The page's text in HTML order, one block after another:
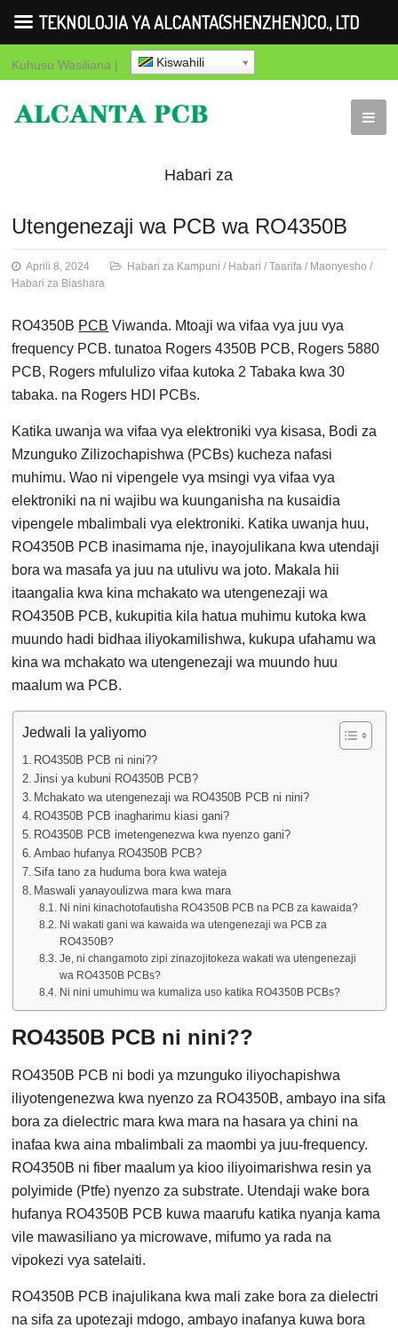
Kuhusu Wasiliana | Kiswahili
Habari za
Kampuni Habari Taarifa
Utengenezaji wa PCB wa RO4350B
Aprili 8, 2024 Habari za Kampuni / Habari /Taarifa / Maonyesho /
Habari za Biashara
RO4350B PCB Viwanda. Mtoaji wa vifaa vya juu vya
frequency PCB. tunatoa Rogers 4350B PCB, Rogers 5880
PCB, Rogers mfululizo vifaa kutoka 2 Tabaka kwa 30
tabaka. na Rogers HDI PCBs.
Katika uwanja wa vifaa vya elektroniki vya kisasa, Bodi za
Mzunguko Zilizochapishwa (PCBs) kucheza nafasi
muhimu. Wao ni vipengele vya msingi vya vifaa vya
elektroniki na ni wajibu wa kuunganisha na kusaidia
vipengele mbalimbali vya elektroniki. Katika uwanja huu,
RO4350B PCB inasimama nje, inayojulikana kwa utendaji
bora wa masafa ya juu na utulivu wa joto. Makala hii
itaangalia kwa kina mchakato wa utengenezaji wa
RO4350B PCB, kukupitia kila hatua muhimu kutoka kwa
muundo hadi bidhaa iliyokamilishwa, kukupa ufahamu wa
kina wa mchakato wa utengenezaji wa muundo huu
maalum wa PCB.
Jedwali la yaliyomo
RO4350B PCB ni nini??
Jinsi ya kubuni RO4350B PCB?
Mchakato wa utengenezaji wa RO4350B PCB ni nini?
RO4350B PCB inagharimu kiasi gani?
RO4350B PCB imetengenezwa kwa nyenzo gani?
Ambao hufanya RO4350B PCB?
Sifa tano za huduma bora kwa wateja
Maswali yanayoulizwa mara kwa mara
Ni nini kinachotofautisha RO4350B PCB na PCB za kawaida?
Ni wakati gani wa kawaida wa utengenezaji wa PCB za
RO4350B?
Je, ni changamoto zipi zinazojitokeza wakati wa utengenezaji
wa RO4350B PCBs?
Ni nini umuhimu wa kumaliza uso katika RO4350B PCBs?
RO4350B PCB ni nini??
RO4350B PCB ni bodi ya mzunguko iliyochapishwa
iliyotengenezwa kwa nyenzo za RO4350B, ambayo ina sifa
bora za dielectric mara kwa mara na hasara ya chini na
inafaa kwa aina mbalimbali za maombi ya juu-frequency.
RO4350B ni fiber maalum ya kioo iliyoimarishwa resin ya
polyimide (Ptfe) nyenzo za substrate. Utendaji wake bora
hufanya RO4350B PCB kuwa maarufu katika nyanja kama
vile mawasiliano ya microwave, mifumo ya rada na
vipokezi vya satelaiti.
RO4350B PCB inajulikana kwa mali zake bora za dielectri
na sifa za upotezaji mdogo, ambayo inafanya kuwa bora
TEKNOLOJIA YA ALCANTA(SHENZHEN)CO., LTD